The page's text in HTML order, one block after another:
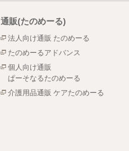
通販(たのめーる)
法人向け通販 たのめーる
たのめーるアドバンス
個人向け通販
ぱーそなるたのめーる
介護用品通販 ケアたのめーる